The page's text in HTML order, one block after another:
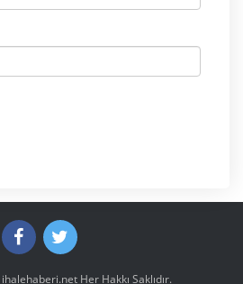
ihalehaberi.net Her Hakkı Saklıdır.